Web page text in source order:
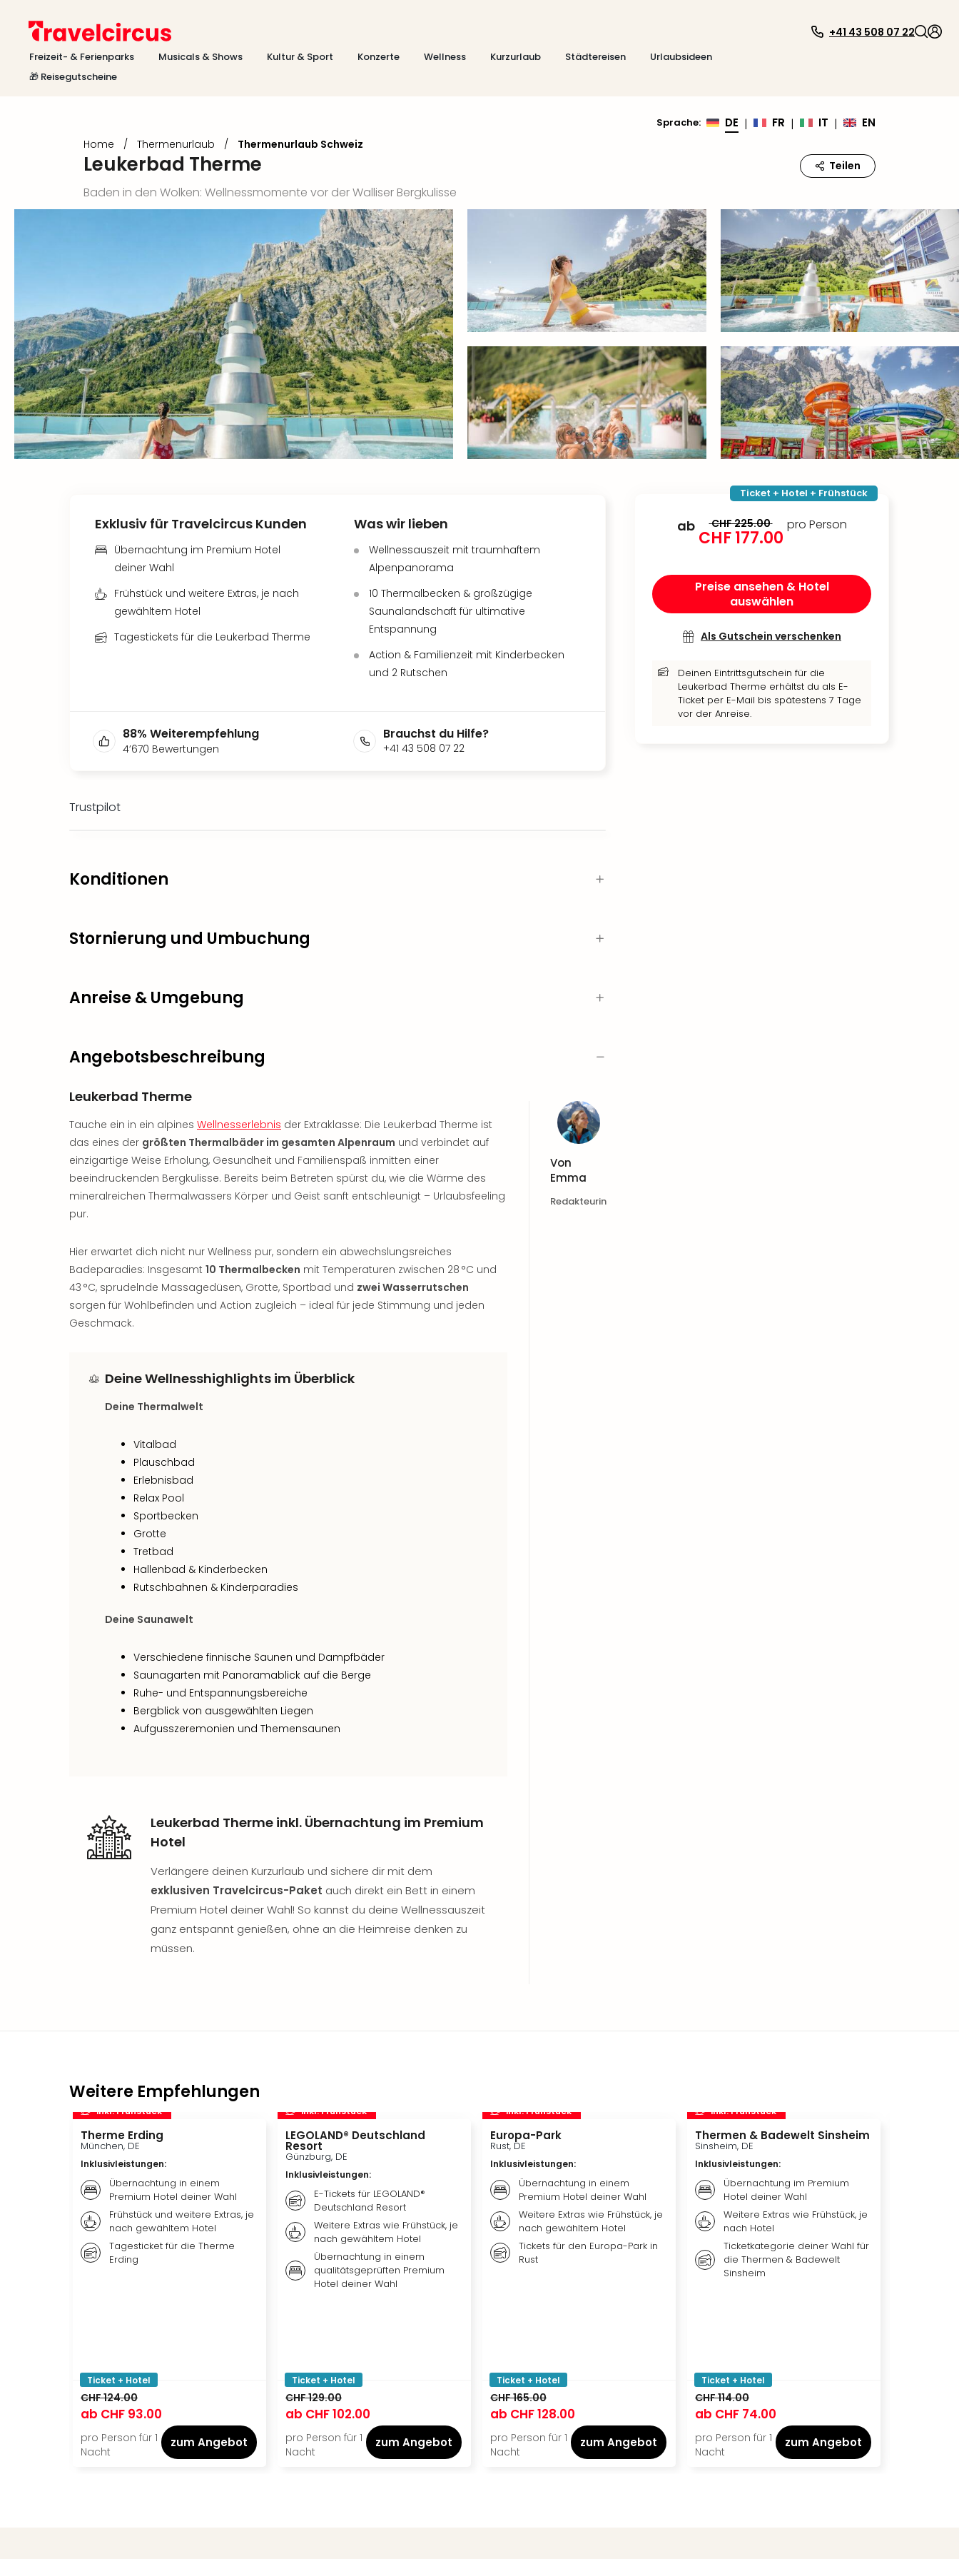
Freizeit- & Ferienparks Musicals & Shows Kultur & Sport Konzerte Wellness Kurzurlaub Städtereisen
Urlaubsideen
🎁 Reisegutscheine
+41 43 508 07 22
Home / Thermenurlaub / Thermenurlaub Schweiz
Sprache: DE | FR | IT | EN
Leukerbad Therme Teilen
Baden in den Wolken: Wellnessmomente vor der Walliser Bergkulisse
Ticket + Hotel + Frühstück
ab CHF 225.00
CHF 177.00
pro Person
Preise ansehen & Hotel
auswählen
Als Gutschein verschenken
Deinen Eintrittsgutschein für die
Leukerbad Therme erhältst du als E-
Ticket per E-Mail bis spätestens 7 Tage
vor der Anreise.
Exklusiv für Travelcircus Kunden
Übernachtung im Premium Hotel
deiner Wahl
Frühstück und weitere Extras, je nach
gewähltem Hotel
Tagestickets für die Leukerbad Therme
Was wir lieben
Wellnessauszeit mit traumhaftem
Alpenpanorama
10 Thermalbecken & großzügige
Saunalandschaft für ultimative
Entspannung
Action & Familienzeit mit Kinderbecken
und 2 Rutschen
88% Weiterempfehlung
4’670 Bewertungen
Brauchst du Hilfe?
+41 43 508 07 22
Trustpilot
Konditionen
Stornierung und Umbuchung
Anreise & Umgebung
Angebotsbeschreibung
Leukerbad Therme
Tauche ein in ein alpines Wellnesserlebnis der Extraklasse: Die Leukerbad Therme ist
das eines der größten Thermalbäder im gesamten Alpenraum und verbindet auf
einzigartige Weise Erholung, Gesundheit und Familienspaß inmitten einer
beeindruckenden Bergkulisse. Bereits beim Betreten spürst du, wie die Wärme des
mineralreichen Thermalwassers Körper und Geist sanft entschleunigt – Urlaubs­feeling
pur.
Hier erwartet dich nicht nur Wellness pur, sondern ein abwechslungsreiches
Badeparadies: Insgesamt 10 Thermalbecken mit Temperaturen zwischen 28 °C und
43 °C, sprudelnde Massagedüsen, Grotte, Sportbad und zwei Wasserrutschen
sorgen für Wohlbefinden und Action zugleich – ideal für jede Stimmung und jeden
Geschmack.
Deine Wellnesshighlights im Überblick
Deine Thermalwelt
Vitalbad
Plauschbad
Erlebnisbad
Relax Pool
Sportbecken
Grotte
Tretbad
Hallenbad & Kinderbecken
Rutschbahnen & Kinderparadies
Deine Saunawelt
Verschiedene finnische Saunen und Dampfbäder
Saunagarten mit Panoramablick auf die Berge
Ruhe- und Entspannungsbereiche
Bergblick von ausgewählten Liegen
Aufgusszeremonien und Themensaunen
Leukerbad Therme inkl. Übernachtung im Premium
Hotel
Verlängere deinen Kurzurlaub und sichere dir mit dem
exklusiven Travelcircus-Paket auch direkt ein Bett in einem
Premium Hotel deiner Wahl! So kannst du deine Wellnessauszeit
ganz entspannt genießen, ohne an die Heimreise denken zu
müssen.
Von
Emma
Redakteurin
Weitere Empfehlungen
inkl. Frühstück
Therme Erding
München, DE
Inklusivleistungen:
Übernachtung in einem
Premium Hotel deiner Wahl
Frühstück und weitere Extras, je
nach gewähltem Hotel
Tagesticket für die Therme
Erding
Ticket + Hotel
CHF 124.00
ab CHF 93.00
pro Person für 1
Nacht
zum Angebot
inkl. Frühstück
LEGOLAND® Deutschland
Resort
Günzburg, DE
Inklusivleistungen:
E-Tickets für LEGOLAND®
Deutschland Resort
Weitere Extras wie Frühstück, je
nach gewähltem Hotel
Übernachtung in einem
qualitätsgeprüften Premium
Hotel deiner Wahl
Ticket + Hotel
CHF 129.00
ab CHF 102.00
pro Person für 1
Nacht
zum Angebot
inkl. Frühstück
Europa-Park
Rust, DE
Inklusivleistungen:
Übernachtung in einem
Premium Hotel deiner Wahl
Weitere Extras wie Frühstück, je
nach gewähltem Hotel
Tickets für den Europa-Park in
Rust
Ticket + Hotel
CHF 165.00
ab CHF 128.00
pro Person für 1
Nacht
zum Angebot
inkl. Frühstück
Thermen & Badewelt Sinsheim
Sinsheim, DE
Inklusivleistungen:
Übernachtung im Premium
Hotel deiner Wahl
Weitere Extras wie Frühstück, je
nach Hotel
Ticketkategorie deiner Wahl für
die Thermen & Badewelt
Sinsheim
Ticket + Hotel
CHF 114.00
ab CHF 74.00
pro Person für 1
Nacht
zum Angebot